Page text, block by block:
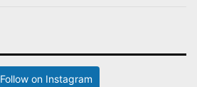
Follow on Instagram